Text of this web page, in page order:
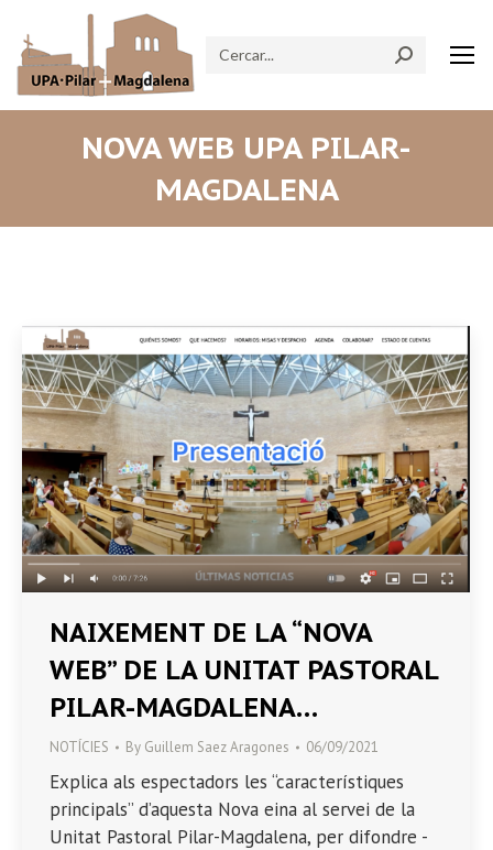
Search:
NOVA WEB UPA PILAR-
MAGDALENA
NAIXEMENT DE LA “NOVA
WEB” DE LA UNITAT PASTORAL
PILAR-MAGDALENA…
NOTÍCIES By Guillem Saez Aragones 06/09/2021
Explica als espectadors les “característiques
principals” d’aquesta Nova eina al servei de la
Unitat Pastoral Pilar-Magdalena, per difondre -